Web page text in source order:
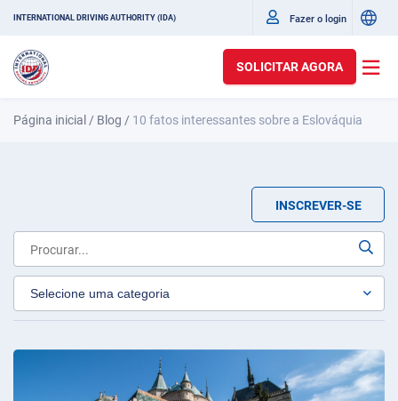
INTERNATIONAL DRIVING AUTHORITY (IDA) Fazer o login
SOLICITAR AGORA
Página inicial / Blog / 10 fatos interessantes sobre a Eslováquia
INSCREVER-SE